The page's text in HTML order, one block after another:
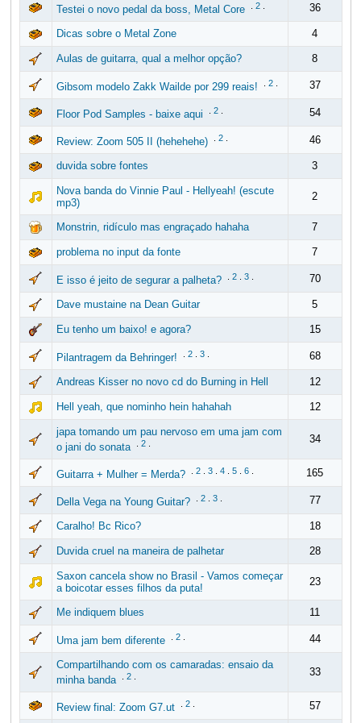
Testei o novo pedal da boss, Metal Core 2. 36
Dicas sobre o Metal Zone 4
Aulas de guitarra, qual a melhor opção? 8
Gibsom modelo Zakk Wailde por 299 reais! 2. 37
Floor Pod Samples - baixe aqui 2. 54
Review: Zoom 505 II (hehehehe) 2. 46
duvida sobre fontes 3
Nova banda do Vinnie Paul - Hellyeah! (escute
mp3)
2
Monstrin, ridículo mas engraçado hahaha 7
problema no input da fonte 7
E isso é jeito de segurar a palheta? 2. 3. 70
Dave mustaine na Dean Guitar 5
Eu tenho um baixo! e agora? 15
Pilantragem da Behringer! 2. 3. 68
Andreas Kisser no novo cd do Burning in Hell 12
Hell yeah, que nominho hein hahahah 12
japa tomando um pau nervoso em uma jam com
o jani do sonata
2. 34
Guitarra + Mulher = Merda? 2. 3. 4. 5. 6. 165
Della Vega na Young Guitar? 2. 3. 77
Caralho! Bc Rico? 18
Duvida cruel na maneira de palhetar 28
Saxon cancela show no Brasil - Vamos começar
a boicotar esses filhos da puta!
23
Me indiquem blues 11
Uma jam bem diferente 2. 44
Compartilhando com os camaradas: ensaio da
minha banda
2. 33
Review final: Zoom G7.ut 2. 57